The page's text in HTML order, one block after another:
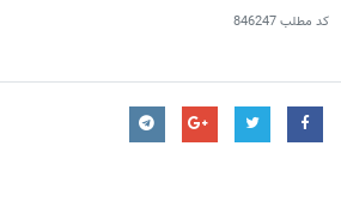
کد مطلب846247